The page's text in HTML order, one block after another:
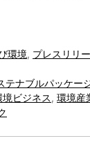
環境, プレスリリ
テナブルパッケー
境ビジネス, 環境産